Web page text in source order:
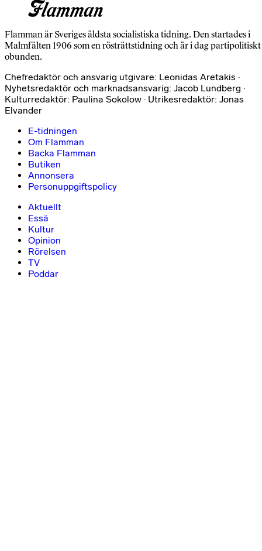
Flamman är Sveriges äldsta socialistiska tidning. Den startades i
Malmfälten 1906 som en rösträttstidning och är i dag partipolitiskt
obunden.
Chefredaktör och ansvarig utgivare: Leonidas Aretakis ·
Nyhetsredaktör och marknadsansvarig: Jacob Lundberg ·
Kulturredaktör: Paulina Sokolow · Utrikesredaktör: Jonas
Elvander
E-tidningen
Om Flamman
Backa Flamman
Butiken
Annonsera
Personuppgiftspolicy
Aktuellt
Essä
Kultur
Opinion
Rörelsen
TV
Poddar